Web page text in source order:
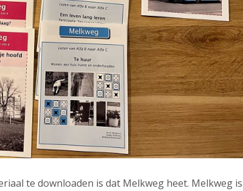
te downloaden is dat Melkweg heet. Melkweg is